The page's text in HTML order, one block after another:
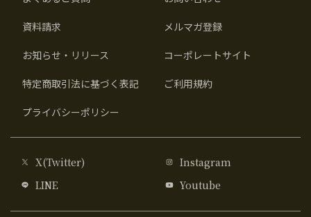
資料請求 メルマガ登録
お知らせ・リリース コーポレートサイト
特定商取引法に基づく表記 ご利用規約
プライバシーポリシー
X(Twitter)
Instagram
LINE
Youtube